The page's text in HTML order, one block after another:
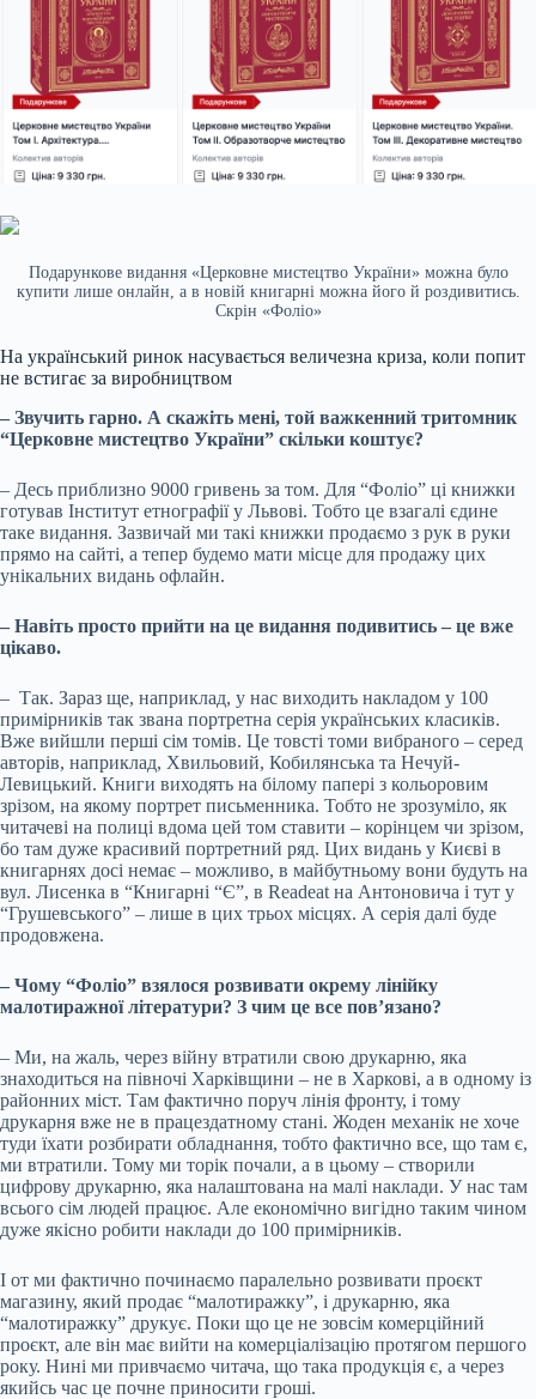
Подарункове видання «Церковне мистецтво України» можна було
купити лише онлайн, а в новій книгарні можна його й роздивитись.
Скрін «Фоліо»
На український ринок насувається величезна криза, коли попит
не встигає за виробництвом
– Звучить гарно. А скажіть мені, той важкенний тритомник
“Церковне мистецтво України” скільки коштує?
– Десь приблизно 9000 гривень за том. Для “Фоліо” ці книжки
готував Інститут етнографії у Львові. Тобто це взагалі єдине
таке видання. Зазвичай ми такі книжки продаємо з рук в руки
прямо на сайті, а тепер будемо мати місце для продажу цих
унікальних видань офлайн.
– Навіть просто прийти на це видання подивитись – це вже
цікаво.
– Так. Зараз ще, наприклад, у нас виходить накладом у 100
примірників так звана портретна серія українських класиків.
Вже вийшли перші сім томів. Це товсті томи вибраного – серед
авторів, наприклад, Хвильовий, Кобилянська та Нечуй-
Левицький. Книги виходять на білому папері з кольоровим
зрізом, на якому портрет письменника. Тобто не зрозуміло, як
читачеві на полиці вдома цей том ставити – корінцем чи зрізом,
бо там дуже красивий портретний ряд. Цих видань у Києві в
книгарнях досі немає – можливо, в майбутньому вони будуть на
вул. Лисенка в “Книгарні “Є”, в Readeat на Антоновича і тут у
“Грушевського” – лише в цих трьох місцях. А серія далі буде
продовжена.
– Чому “Фоліо” взялося розвивати окрему лінійку
малотиражної літератури? З чим це все пов’язано?
– Ми, на жаль, через війну втратили свою друкарню, яка
знаходиться на півночі Харківщини – не в Харкові, а в одному із
районних міст. Там фактично поруч лінія фронту, і тому
друкарня вже не в працездатному стані. Жоден механік не хоче
туди їхати розбирати обладнання, тобто фактично все, що там є,
ми втратили. Тому ми торік почали, а в цьому – створили
цифрову друкарню, яка налаштована на малі наклади. У нас там
всього сім людей працює. Але економічно вигідно таким чином
дуже якісно робити наклади до 100 примірників.
І от ми фактично починаємо паралельно розвивати проєкт
магазину, який продає “малотиражку”, і друкарню, яка
“малотиражку” друкує. Поки що це не зовсім комерційний
проєкт, але він має вийти на комерціалізацію протягом першого
року. Нині ми привчаємо читача, що така продукція є, а через
якийсь час це почне приносити гроші.